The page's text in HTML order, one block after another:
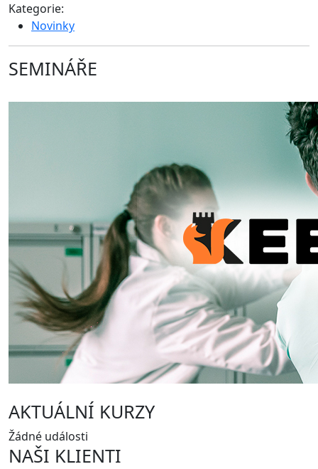
Kategorie:
Novinky
SEMINÁŘE
AKTUÁLNÍ KURZY
Žádné události
NAŠI KLIENTI